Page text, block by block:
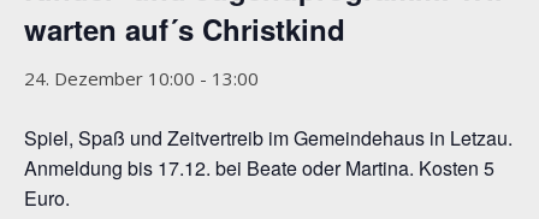
warten auf´s Christkind
24. Dezember 10:00 - 13:00
Spiel, Spaß und Zeitvertreib im Gemeindehaus in Letzau.
Anmeldung bis 17.12. bei Beate oder Martina. Kosten 5
Euro.